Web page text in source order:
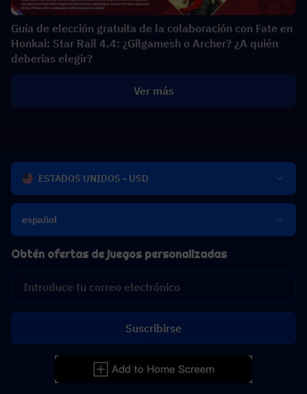
Guía de elección gratuita de la colaboración con Fate en
Honkai: Star Rail 4.4: ¿Gilgamesh o Archer? ¿A quién
deberías elegir?
Ver más
ESTADOS UNIDOS - USD
español
Obtén ofertas de juegos personalizadas
Suscribirse